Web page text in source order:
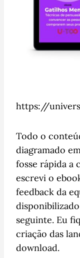
https://
Todo o
diagramado
fosse rápida a
escrevi o
feedback da
seguinte. Eu
criação das
download.